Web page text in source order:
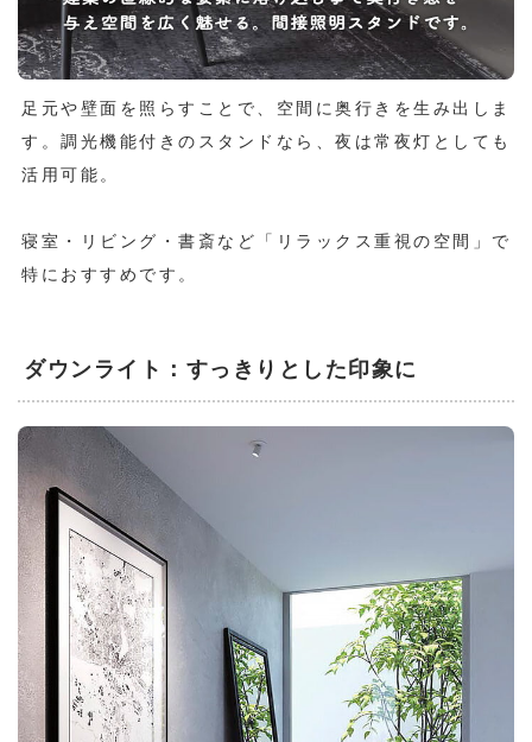
足元や壁面を照らすことで、空間に奥行きを生み出しま
す。調光機能付きのスタンドなら、夜は常夜灯としても
活用可能。
寝室・リビング・書斎など「リラックス重視の空間」で
特におすすめです。
ダウンライト：すっきりとした印象に